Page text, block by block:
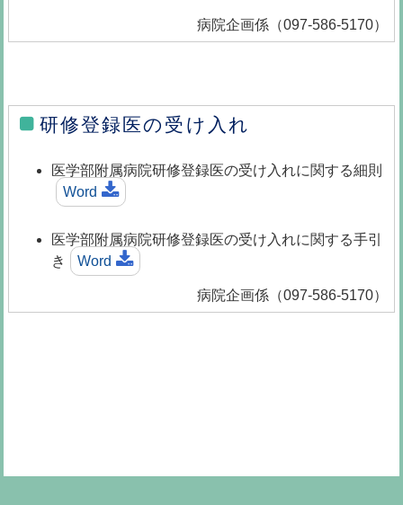
病院企画係（097-586-5170）
研修登録医の受け入れ
医学部附属病院研修登録医の受け入れに関する細則
Word
医学部附属病院研修登録医の受け入れに関する手引
き
Word
病院企画係（097-586-5170）